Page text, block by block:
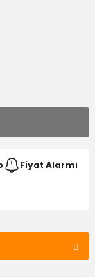
Fiyat Alarmı